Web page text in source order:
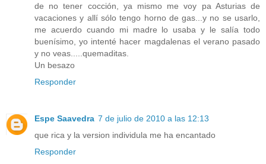
de no tener cocción, ya mismo me voy pa Asturias de
vacaciones y allí sólo tengo horno de gas...y no se usarlo,
me acuerdo cuando mi madre lo usaba y le salía todo
buenísimo, yo intenté hacer magdalenas el verano pasado
y no veas.....quemaditas.
Un besazo
Responder
Espe Saavedra 7 de julio de 2010 a las 12:13
que rica y la version individula me ha encantado
Responder